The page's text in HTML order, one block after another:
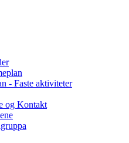
- Faste aktiviteter
og Kontakt